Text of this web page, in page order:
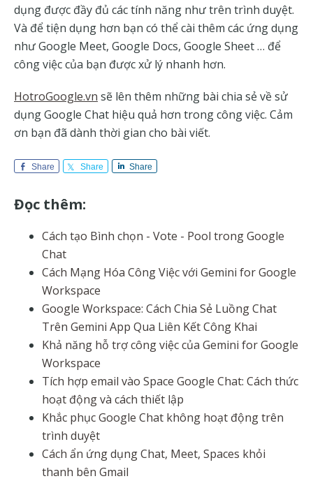
dụng được đầy đủ các tính năng như trên trình duyệt.
Và để tiện dụng hơn bạn có thể cài thêm các ứng dụng
như Google Meet, Google Docs, Google Sheet … để
công việc của bạn được xử lý nhanh hơn.
HotroGoogle.vn sẽ lên thêm những bài chia sẻ về sử
dụng Google Chat hiệu quả hơn trong công việc. Cảm
ơn bạn đã dành thời gian cho bài viết.
Share Share Share
Đọc thêm:
Cách tạo Bình chọn - Vote - Pool trong Google
Chat
Cách Mạng Hóa Công Việc với Gemini for Google
Workspace
Google Workspace: Cách Chia Sẻ Luồng Chat
Trên Gemini App Qua Liên Kết Công Khai
Khả năng hỗ trợ công việc của Gemini for Google
Workspace
Tích hợp email vào Space Google Chat: Cách thức
hoạt động và cách thiết lập
Khắc phục Google Chat không hoạt động trên
trình duyệt
Cách ẩn ứng dụng Chat, Meet, Spaces khỏi
thanh bên Gmail